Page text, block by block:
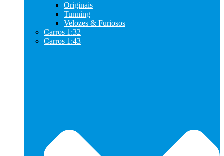
Originais
Tunning
Velozes & Furiosos
Carros 1:32
Carros 1:43